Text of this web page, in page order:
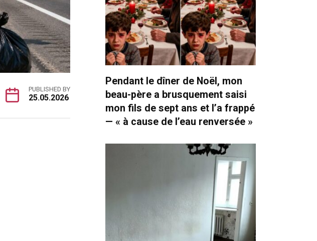
PUBLISHED BY
25.05.2026
Pendant le dîner de Noël, mon
beau-père a brusquement saisi
mon fils de sept ans et l’a frappé
— « à cause de l’eau renversée »